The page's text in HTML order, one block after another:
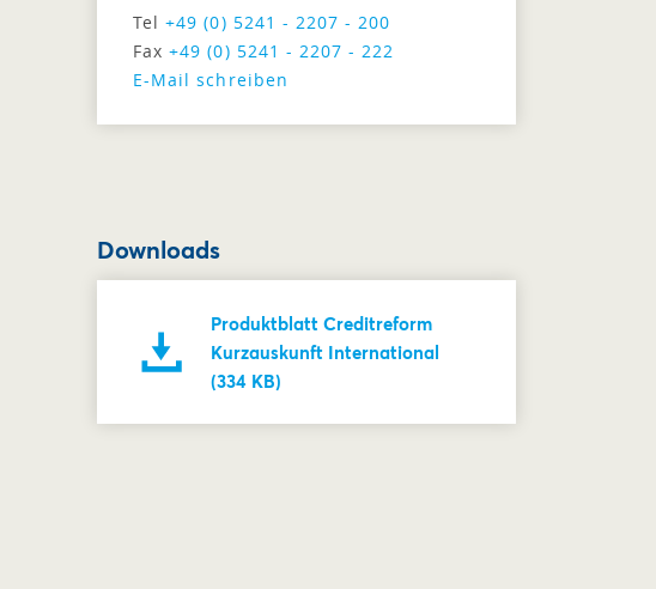
Tel+49 (0) 5241 - 2207 - 200
Fax+49 (0) 5241 - 2207 - 222
E-Mail schreiben
Downloads
Produktblatt Creditreform
Kurzauskunft International
(334 KB)